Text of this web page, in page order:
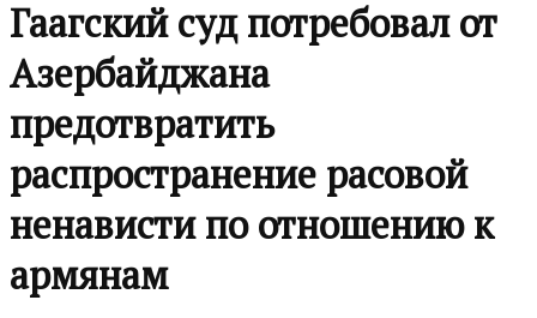
Гаагский суд потребовал от
Азербайджана
предотвратить
распространение расовой
ненависти по отношению к
армянам